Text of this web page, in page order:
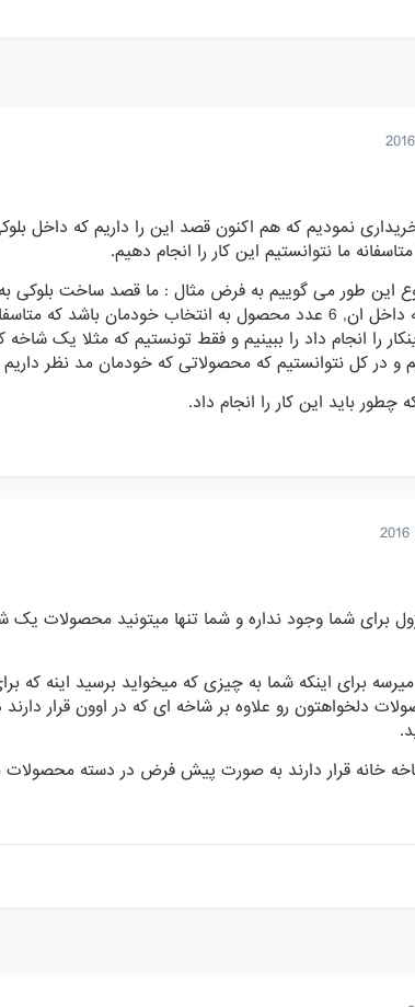
خریداری نمودیم که هم اکنون قصد این را داریم که داخل
ما نتوانستیم این کار را انجام دهیم.
این طور می گوییم به فرض مثال : ما قصد ساخت بلوکی
که خواهان این هستیم که داخل ان, 6 عدد محصول به انتخاب خودمان
را انجام داد را ببینیم و فقط تونستیم که مثلا یک
و در کل نتوانستیم که محصولاتی که خودمان مد نظر داریم
چطور باید این کار را انجام داد.
برای شما وجود نداره و شما تنها میتونید محصولات یک
برای اینکه شما به چیزی که میخواید برسید اینه که
دلخواهتون رو علاوه بر شاخه ای که در اوون قرار
خانه قرار دارند به صورت پیش فرض در دسته محصولات